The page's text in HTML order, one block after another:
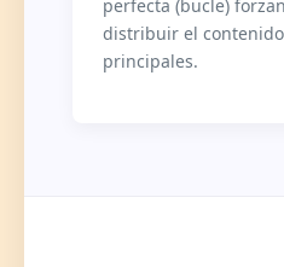
perfecta (bucle)
distribuir el contenido
principales.